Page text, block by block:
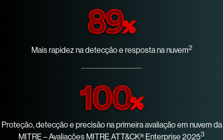
89%
Mais rapidez na detecção e resposta na nuvem2
100%
Proteção, detecção e precisão na primeira avaliação em nuvem da
MITRE – Avaliações MITRE ATT&CK® Enterprise 20253